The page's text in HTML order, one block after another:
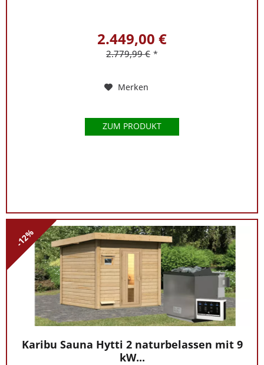
2.449,00 €
2.779,99 € *
Merken
ZUM PRODUKT
-12%
Karibu Sauna Hytti 2 naturbelassen mit 9
kW...